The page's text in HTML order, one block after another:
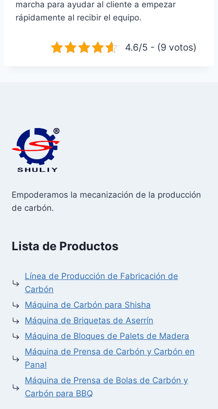
marcha para ayudar al cliente a empezar
rápidamente al recibir el equipo.
4.6/5 - (9 votos)
Empoderamos la mecanización de la producción
de carbón.
Lista de Productos
Línea de Producción de Fabricación de
Carbón
Máquina de Carbón para Shisha
Máquina de Briquetas de Aserrín
Máquina de Bloques de Palets de Madera
Máquina de Prensa de Carbón y Carbón en
Panal
Máquina de Prensa de Bolas de Carbón y
Carbón para BBQ